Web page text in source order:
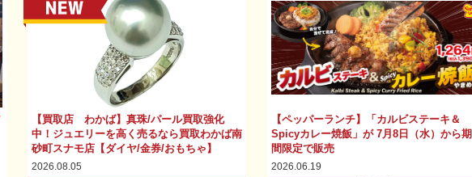
【買取店 わかば】真珠/パール買取強化
中！ジュエリーを高く売るなら買取わかば南
砂町スナモ店【ダイヤ/金券/おもちゃ】
2026.08.05
【ペッパーランチ】「カルビステーキ＆
Spicyカレー焼飯」が 7月8日（水）から期
間限定で販売
2026.06.19